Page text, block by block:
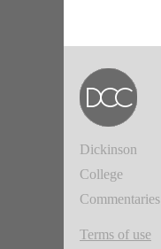
Dickinson
College
Commentaries
Terms of use